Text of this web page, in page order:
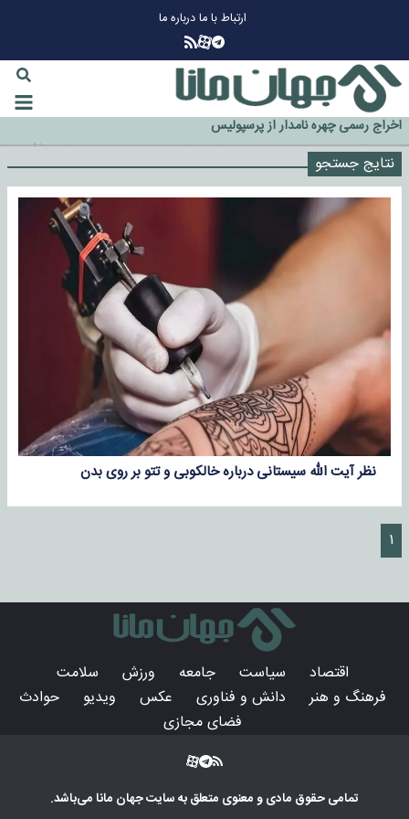
ارتباط با مادرباره ما
گزینه جدایی اوسمار روی میز مدیران پرسپولیس
آیا رئیس جمهور آمریکا قانون را دور می‌زند؟
اخراج رسمی چهره نامدار از پرسپولیس
سازمان اطلاعات سپاه: پروژه دولت ترامپ برای مهار چین، روسیه و اروپا شکست
خورد
نتایج جستجو
نظر آیت الله سیستانی درباره خالکوبی و تتو بر روی بدن
۱
اقتصاد سیاست جامعه ورزش
سلامت
فرهنگ و هنر
دانش و فناوری عکس ویدیو
حوادث
فضای مجازی
تمامی حقوق مادی و معنوی متعلق به سایتجهان مانامی‌باشد.